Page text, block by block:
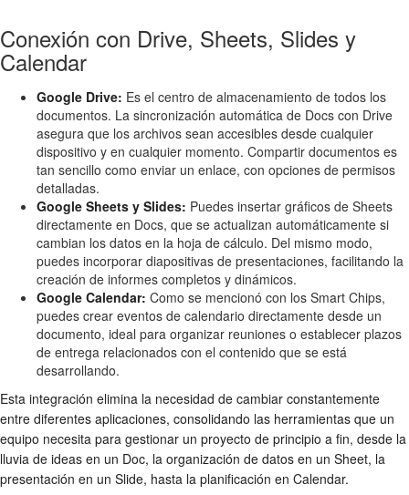
Conexión con Drive, Sheets, Slides y
Calendar
Google Drive: Es el centro de almacenamiento de todos los
documentos. La sincronización automática de Docs con Drive
asegura que los archivos sean accesibles desde cualquier
dispositivo y en cualquier momento. Compartir documentos es
tan sencillo como enviar un enlace, con opciones de permisos
detalladas.
Google Sheets y Slides: Puedes insertar gráficos de Sheets
directamente en Docs, que se actualizan automáticamente si
cambian los datos en la hoja de cálculo. Del mismo modo,
puedes incorporar diapositivas de presentaciones, facilitando la
creación de informes completos y dinámicos.
Google Calendar: Como se mencionó con los Smart Chips,
puedes crear eventos de calendario directamente desde un
documento, ideal para organizar reuniones o establecer plazos
de entrega relacionados con el contenido que se está
desarrollando.
Esta integración elimina la necesidad de cambiar constantemente
entre diferentes aplicaciones, consolidando las herramientas que un
equipo necesita para gestionar un proyecto de principio a fin, desde la
lluvia de ideas en un Doc, la organización de datos en un Sheet, la
presentación en un Slide, hasta la planificación en Calendar.